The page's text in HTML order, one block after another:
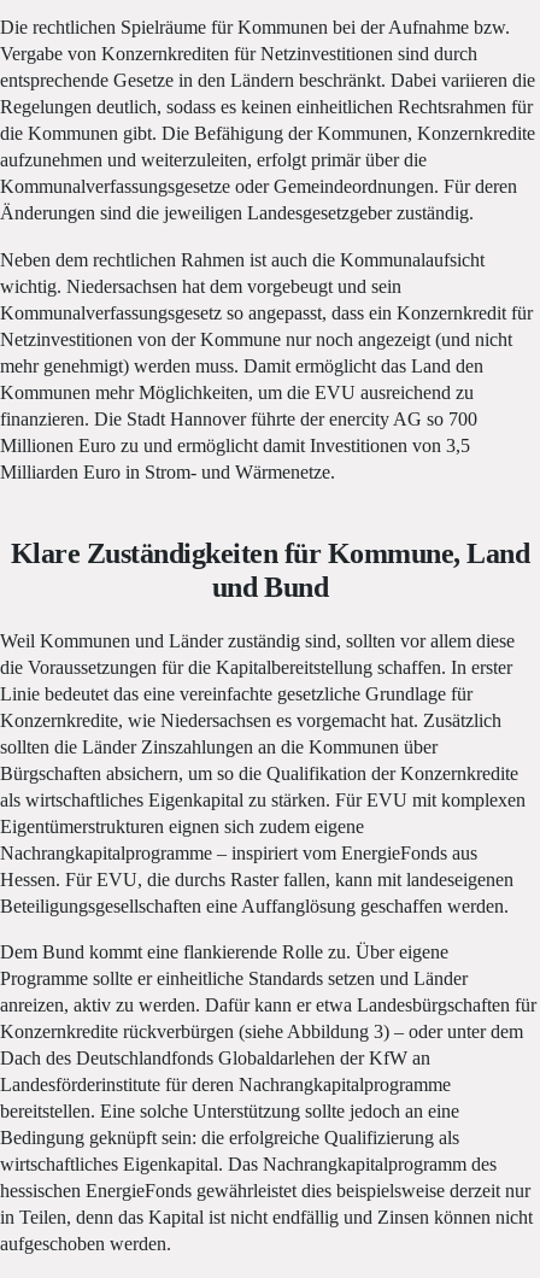
Die rechtlichen Spielräume für Kommunen bei der Aufnahme bzw.
Vergabe von Konzernkrediten für Netzinvestitionen sind durch
entsprechende Gesetze in den Ländern beschränkt. Dabei variieren die
Regelungen deutlich, sodass es keinen einheitlichen Rechtsrahmen für
die Kommunen gibt. Die Befähigung der Kommunen, Konzernkredite
aufzunehmen und weiterzuleiten, erfolgt primär über die
Kommunalverfassungsgesetze oder Gemeindeordnungen. Für deren
Änderungen sind die jeweiligen Landesgesetzgeber zuständig.
Neben dem rechtlichen Rahmen ist auch die Kommunalaufsicht
wichtig. Niedersachsen hat dem vorgebeugt und sein
Kommunalverfassungsgesetz so angepasst, dass ein Konzernkredit für
Netzinvestitionen von der Kommune nur noch angezeigt (und nicht
mehr genehmigt) werden muss. Damit ermöglicht das Land den
Kommunen mehr Möglichkeiten, um die EVU ausreichend zu
finanzieren. Die Stadt Hannover führte der enercity AG so 700
Millionen Euro zu und ermöglicht damit Investitionen von 3,5
Milliarden Euro in Strom- und Wärmenetze.
Klare Zuständigkeiten für Kommune, Land
und Bund
Weil Kommunen und Länder zuständig sind, sollten vor allem diese
die Voraussetzungen für die Kapitalbereitstellung schaffen. In erster
Linie bedeutet das eine vereinfachte gesetzliche Grundlage für
Konzernkredite, wie Niedersachsen es vorgemacht hat. Zusätzlich
sollten die Länder Zinszahlungen an die Kommunen über
Bürgschaften absichern, um so die Qualifikation der Konzernkredite
als wirtschaftliches Eigenkapital zu stärken. Für EVU mit komplexen
Eigentümerstrukturen eignen sich zudem eigene
Nachrangkapitalprogramme – inspiriert vom EnergieFonds aus
Hessen. Für EVU, die durchs Raster fallen, kann mit landeseigenen
Beteiligungsgesellschaften eine Auffanglösung geschaffen werden.
Dem Bund kommt eine flankierende Rolle zu. Über eigene
Programme sollte er einheitliche Standards setzen und Länder
anreizen, aktiv zu werden. Dafür kann er etwa Landesbürgschaften für
Konzernkredite rückverbürgen (siehe Abbildung 3) – oder unter dem
Dach des Deutschlandfonds Globaldarlehen der KfW an
Landesförderinstitute für deren Nachrangkapitalprogramme
bereitstellen. Eine solche Unterstützung sollte jedoch an eine
Bedingung geknüpft sein: die erfolgreiche Qualifizierung als
wirtschaftliches Eigenkapital. Das Nachrangkapitalprogramm des
hessischen EnergieFonds gewährleistet dies beispielsweise derzeit nur
in Teilen, denn das Kapital ist nicht endfällig und Zinsen können nicht
aufgeschoben werden.